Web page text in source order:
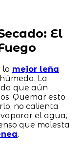
El
la mejor leña
La
que aún
Quemar esto
no calienta
el agua,
que molesta
.